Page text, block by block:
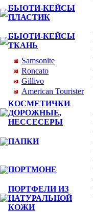
БЬЮТИ-КЕЙСЫ
ПЛАСТИК
БЬЮТИ-КЕЙСЫ
ТКАНЬ
Samsonite
Roncato
Gillivo
American Tourister
КОСМЕТИЧКИ
ДОРОЖНЫЕ,
НЕССЕСЕРЫ
ПАПКИ
ПОРТМОНЕ
ПОРТФЕЛИ ИЗ
НАТУРАЛЬНОЙ
КОЖИ